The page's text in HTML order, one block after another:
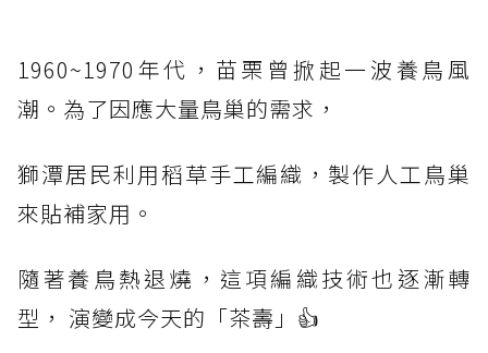
1960~1970年代，苗栗曾掀起一波養鳥風
潮。為了因應大量鳥巢的需求，
獅潭居民利用稻草手工編織，製作人工鳥巢
來貼補家用。
隨著養鳥熱退燒，這項編織技術也逐漸轉
型， 演變成今天的「茶壽」👍